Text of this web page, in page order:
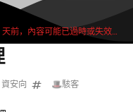
本文發布於 342 天前，內容可能已過時或失效。
安向 🎩駭客